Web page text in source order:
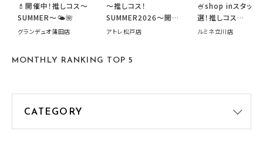
💄開催中！推しコス〜
SUMMER〜🌤️🌺
グランデュオ蒲田店
～推しコス！
SUMMER2026～開催
中です！
アトレ松戸店
🍧shop inスタッフ
選！推しコス
summer2026開催
ルミネ立川店
MONTHLY RANKING TOP 5